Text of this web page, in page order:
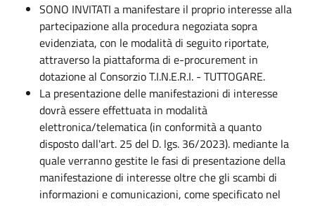
SONO INVITATI a manifestare il proprio interesse alla
partecipazione alla procedura negoziata sopra
evidenziata, con le modalità di seguito riportate,
attraverso la piattaforma di e-procurement in
dotazione al Consorzio T.I.N.E.R.I. - TUTTOGARE.
La presentazione delle manifestazioni di interesse
dovrà essere effettuata in modalità
elettronica/telematica (in conformità a quanto
disposto dall'art. 25 del D. lgs. 36/2023). mediante la
quale verranno gestite le fasi di presentazione della
manifestazione di interesse oltre che gli scambi di
informazioni e comunicazioni, come specificato nel